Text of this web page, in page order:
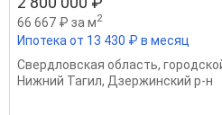
66 667 ₽ за м2
Ипотека от 13 430 ₽ в месяц
Свердловская область,
Нижний Тагил, Дзержинский р-н